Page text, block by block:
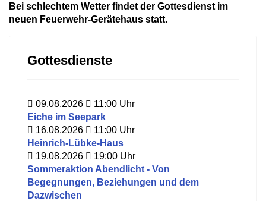
Bei schlechtem Wetter findet der Gottesdienst im
neuen Feuerwehr-Gerätehaus statt.
Gottesdienste
09.08.2026 11:00 Uhr
Eiche im Seepark
16.08.2026
11:00 Uhr
Heinrich-Lübke-Haus
19.08.2026
19:00 Uhr
Sommeraktion Abendlicht - Von
Begegnungen, Beziehungen und dem
Dazwischen